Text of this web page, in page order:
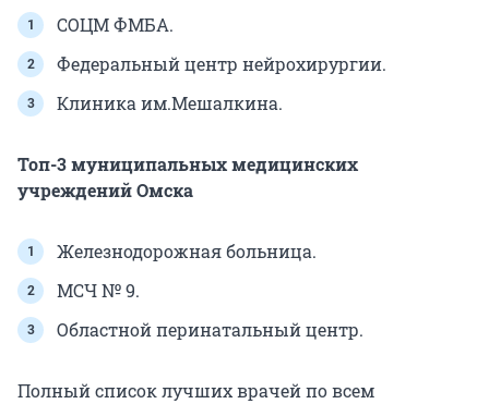
СОЦМ ФМБА.
Федеральный центр нейрохирургии.
Клиника им.Мешалкина.
Топ-3 муниципальных медицинских
учреждений Омска
Железнодорожная больница.
МСЧ № 9.
Областной перинатальный центр.
Полный список лучших врачей по всем